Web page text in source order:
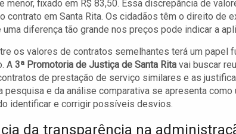
menor, fixado em R$ 83,50. Essa discrepância de
contrato em Santa Rita. Os cidadãos têm o direito de
diferença tão grande nos preços pode indicar a
os valores de contratos semelhantes terá um papel
A 3ª Promotoria de Justiça de Santa Rita vai buscar
de prestação de serviço similares e as
pesquisa e da análise comparativa se apresenta
identificar e corrigir possíveis desvios.
da transparência na